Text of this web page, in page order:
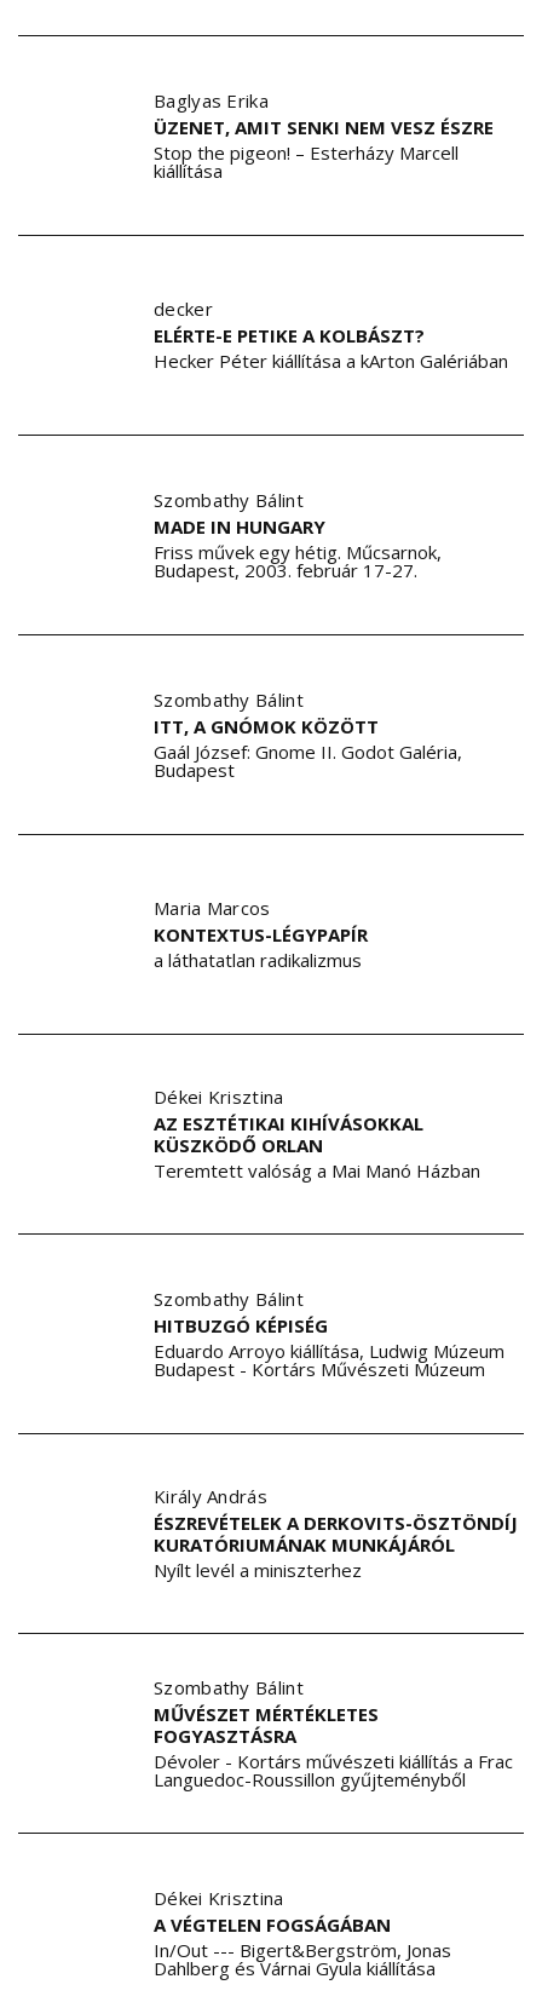
Baglyas Erika
ÜZENET, AMIT SENKI NEM VESZ ÉSZRE
Stop the pigeon! – Esterházy Marcell
kiállítása
decker
ELÉRTE-E PETIKE A KOLBÁSZT?
Hecker Péter kiállítása a kArton Galériában
Szombathy Bálint
MADE IN HUNGARY
Friss művek egy hétig. Műcsarnok,
Budapest, 2003. február 17-27.
Szombathy Bálint
ITT, A GNÓMOK KÖZÖTT
Gaál József: Gnome II. Godot Galéria,
Budapest
Maria Marcos
KONTEXTUS-LÉGYPAPÍR
a láthatatlan radikalizmus
Dékei Krisztina
AZ ESZTÉTIKAI KIHÍVÁSOKKAL
KÜSZKÖDŐ ORLAN
Teremtett valóság a Mai Manó Házban
Szombathy Bálint
HITBUZGÓ KÉPISÉG
Eduardo Arroyo kiállítása, Ludwig Múzeum
Budapest - Kortárs Művészeti Múzeum
Király András
ÉSZREVÉTELEK A DERKOVITS-ÖSZTÖNDÍJ
KURATÓRIUMÁNAK MUNKÁJÁRÓL
Nyílt levél a miniszterhez
Szombathy Bálint
MŰVÉSZET MÉRTÉKLETES
FOGYASZTÁSRA
Dévoler - Kortárs művészeti kiállítás a Frac
Languedoc-Roussillon gyűjteményből
Dékei Krisztina
A VÉGTELEN FOGSÁGÁBAN
In/Out --- Bigert&Bergström, Jonas
Dahlberg és Várnai Gyula kiállítása